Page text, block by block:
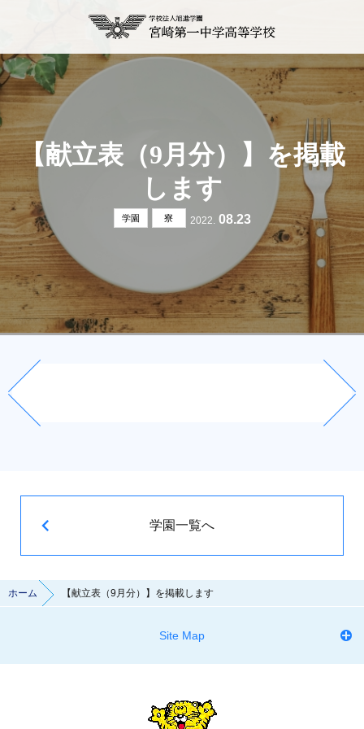
【献立表（9月分）】を掲載
します
学園 寮 2022. 08.23
学園一覧へ
ホーム 【献立表（9月分）】を掲載します
Site Map